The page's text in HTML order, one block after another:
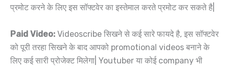
प्रमोट करने के लिए इस सॉफ्टवेर का इस्तेमाल करते प्रमोट कर सकते है|
Paid Video: Videoscribe सिखने से कई सारे फायदे है, इस सॉफ्टवेर
को पूरी तरहा सिखने के बाद आपको promotional videos बनाने के
लिए कई सारी प्रोजेक्ट मिलेगा| Youtuber या कोई company भी